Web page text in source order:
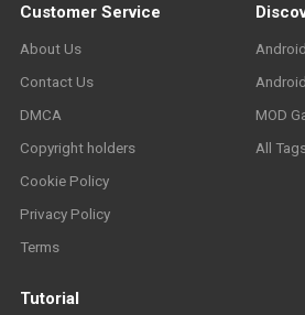
Customer Service
About Us
Contact Us
DMCA
Copyright holders
Cookie Policy
Privacy Policy
Terms
MOD
All
Tutorial